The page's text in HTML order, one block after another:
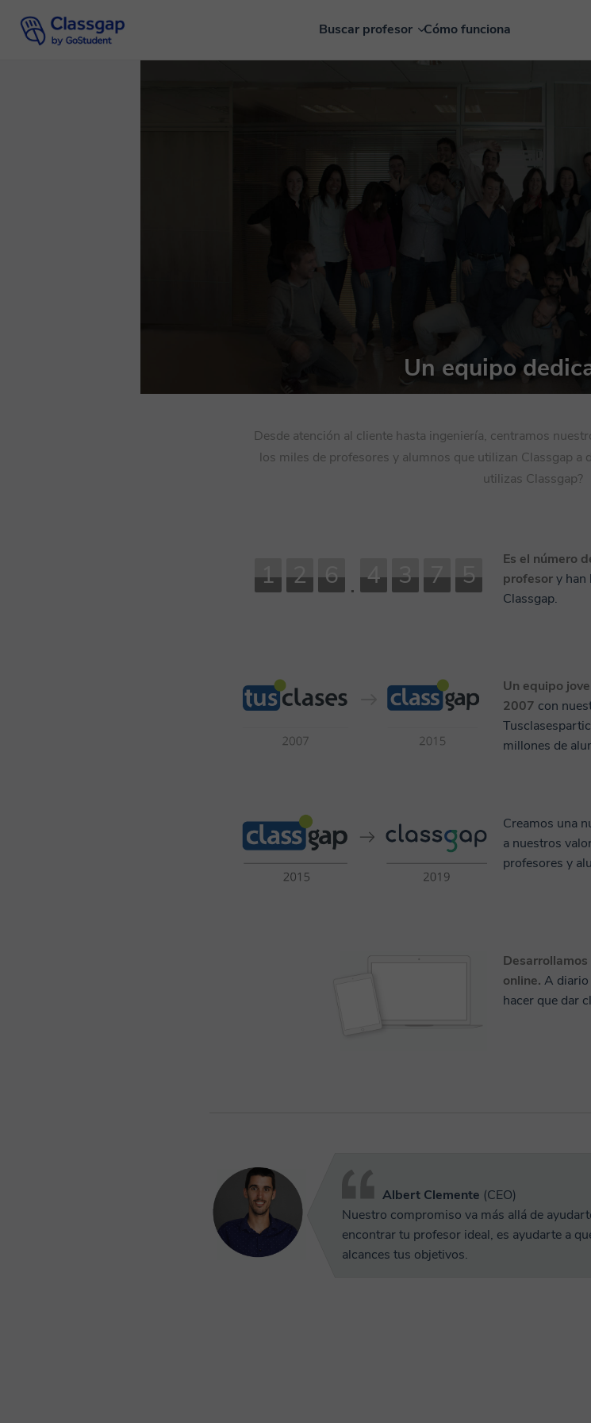
Buscar profesor Cómo funciona
Un equipo
Desde atención al cliente hasta ingeniería, centramos
los miles de profesores y alumnos que utilizan Classgap a
utilizas Classgap?
1 2 6 . 4 3 7 5
Es el número
profesory han
Classgap.
Un equipo
2007 con
millones de
Creamos una
a nuestros
profesores y
online. A diario
hacer que dar
Albert Clemente (CEO)
Nuestro compromiso va más allá de
encontrar tu profesor ideal, es ayudarte a
alcances tus objetivos.